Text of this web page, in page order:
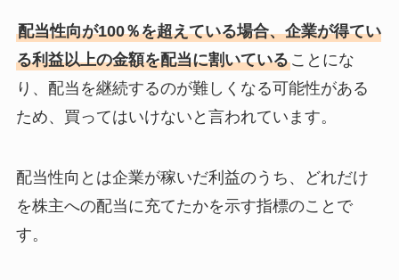
配当性向が100％を超えている場合、企業が得てい
る利益以上の金額を配当に割いていることにな
り、配当を継続するのが難しくなる可能性がある
ため、買ってはいけないと言われています。
配当性向とは企業が稼いだ利益のうち、どれだけ
を株主への配当に充てたかを示す指標のことで
す。